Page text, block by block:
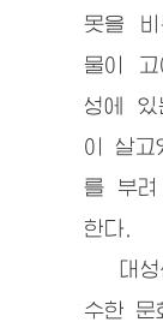
못을
물이 고
성에
이 살고
를 부려
한다.
대성
수한 문